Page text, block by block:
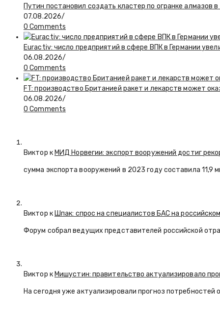
Путин постановил создать кластер по огранке алмазов
07.08.2026/
0 Comments
Euractiv: число предприятий в сфере ВПК в Германии
06.08.2026/
0 Comments
FT: производство Британией ракет и лекарств может
06.08.2026/
0 Comments
Виктор кМИД Норвегии: экспорт вооружений достиг
сумма экспорта вооружений в 2023 году составила 11,9
Виктор кШпак: спрос на специалистов БАС на
Форум собрал ведущих представителей российской
Виктор кМишустин: правительство актуализировало
На сегодня уже актуализировали прогноз